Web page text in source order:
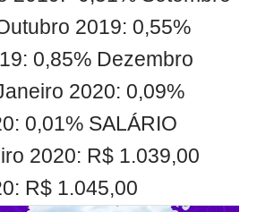
2019: 0,55%
0,85% Dezembro
2020: 0,09%
0,01% SALÁRIO
2020: R$ 1.039,00
R$ 1.045,00